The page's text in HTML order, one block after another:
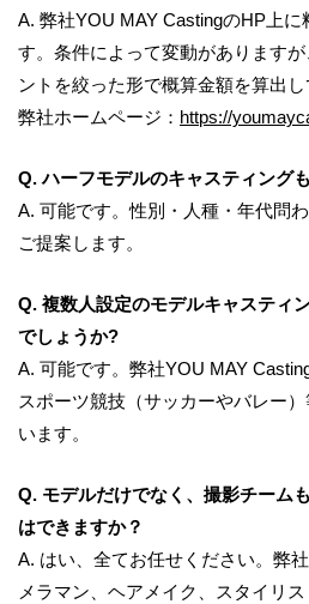
A. 弊社YOU MAY CastingのHP上に
す。条件によって変動があります
ントを絞った形で概算金額を算出し
弊社ホームページ： https://
Q. ハーフモデルのキャスティング
A. 可能です。性別・人種・年代問
ご提案します。
Q. 複数人設定のモデルキャスティ
でしょうか?
A. 可能です。弊社YOU MAY
スポーツ競技（サッカーやバレー
います。
Q. モデルだけでなく、撮影チーム
はできますか？
A. はい、全てお任せください。弊
メラマン、ヘアメイク、スタイリ